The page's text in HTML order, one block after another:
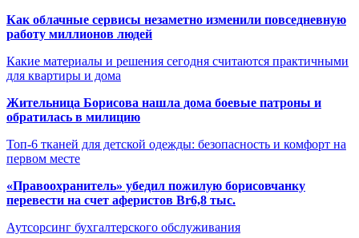
Как облачные сервисы незаметно изменили повседневную
работу миллионов людей
Какие материалы и решения сегодня считаются практичными
для квартиры и дома
Жительница Борисова нашла дома боевые патроны и
обратилась в милицию
Топ-6 тканей для детской одежды: безопасность и комфорт на
первом месте
«Правоохранитель» убедил пожилую борисовчанку
перевести на счет аферистов Br6,8 тыс.
Аутсорсинг бухгалтерского обслуживания